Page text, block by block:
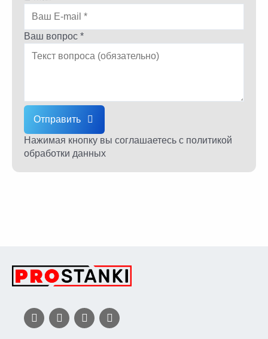
Ваш вопрос *
Отправить
Нажимая кнопку вы соглашаетесь с политикой
обработки данных